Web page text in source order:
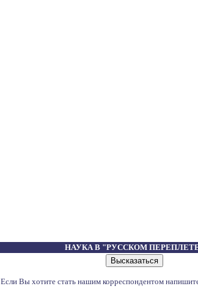
НАУКА В "РУССКОМ
Если Вы хотите стать нашим корреспондентом